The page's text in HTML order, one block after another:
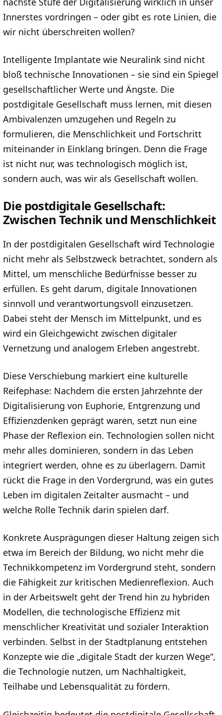
Innerstes vordringen – oder gibt es rote Linien, die
wir nicht überschreiten wollen?
Intelligente Implantate wie Neuralink sind nicht
bloß technische Innovationen – sie sind ein Spiegel
gesellschaftlicher Werte und Ängste. Die
postdigitale Gesellschaft muss lernen, mit diesen
Ambivalenzen umzugehen und Regeln zu
formulieren, die Menschlichkeit und Fortschritt
miteinander in Einklang bringen. Denn die Frage
ist nicht nur, was technologisch möglich ist,
sondern auch, was wir als Gesellschaft wollen.
Die postdigitale Gesellschaft:
Zwischen Technik und Menschlichkeit
In der postdigitalen Gesellschaft wird Technologie
nicht mehr als Selbstzweck betrachtet, sondern als
Mittel, um menschliche Bedürfnisse besser zu
erfüllen. Es geht darum, digitale Innovationen
sinnvoll und verantwortungsvoll einzusetzen.
Dabei steht der Mensch im Mittelpunkt, und es
wird ein Gleichgewicht zwischen digitaler
Vernetzung und analogem Erleben angestrebt.
Diese Verschiebung markiert eine kulturelle
Reifephase: Nachdem die ersten Jahrzehnte der
Digitalisierung von Euphorie, Entgrenzung und
Effizienzdenken geprägt waren, setzt nun eine
Phase der Reflexion ein. Technologien sollen nicht
mehr alles dominieren, sondern in das Leben
integriert werden, ohne es zu überlagern. Damit
rückt die Frage in den Vordergrund, was ein gutes
Leben im digitalen Zeitalter ausmacht – und
welche Rolle Technik darin spielen darf.
Konkrete Ausprägungen dieser Haltung zeigen sich
etwa im Bereich der Bildung, wo nicht mehr die
Technikkompetenz im Vordergrund steht, sondern
die Fähigkeit zur kritischen Medienreflexion. Auch
in der Arbeitswelt geht der Trend hin zu hybriden
Modellen, die technologische Effizienz mit
menschlicher Kreativität und sozialer Interaktion
verbinden. Selbst in der Stadtplanung entstehen
Konzepte wie die „digitale Stadt der kurzen Wege“,
die Technologie nutzen, um Nachhaltigkeit,
Teilhabe und Lebensqualität zu fördern.